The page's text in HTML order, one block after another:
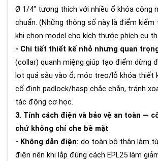
Ø 1/4" tương thích với nhiều ổ khóa công
chuẩn. (Những thông số này là điểm kiểm
khi chọn model cho kích thước phích cụ
- Chi tiết thiết kế nhỏ nhưng quan
(collar) quanh miệng giúp tạo điểm dừng
lọt quá sâu vào ổ; móc treo/lỗ khóa thiết
cố định padlock/hasp chắc chắn, tránh
tác động cơ học.
3. Tính cách điện và bảo vệ an toàn —
chứ không chỉ che bề mặt
- Không dẫn điện: do toàn bộ thân làm
điện nên khi lắp đúng cách EPL25 làm